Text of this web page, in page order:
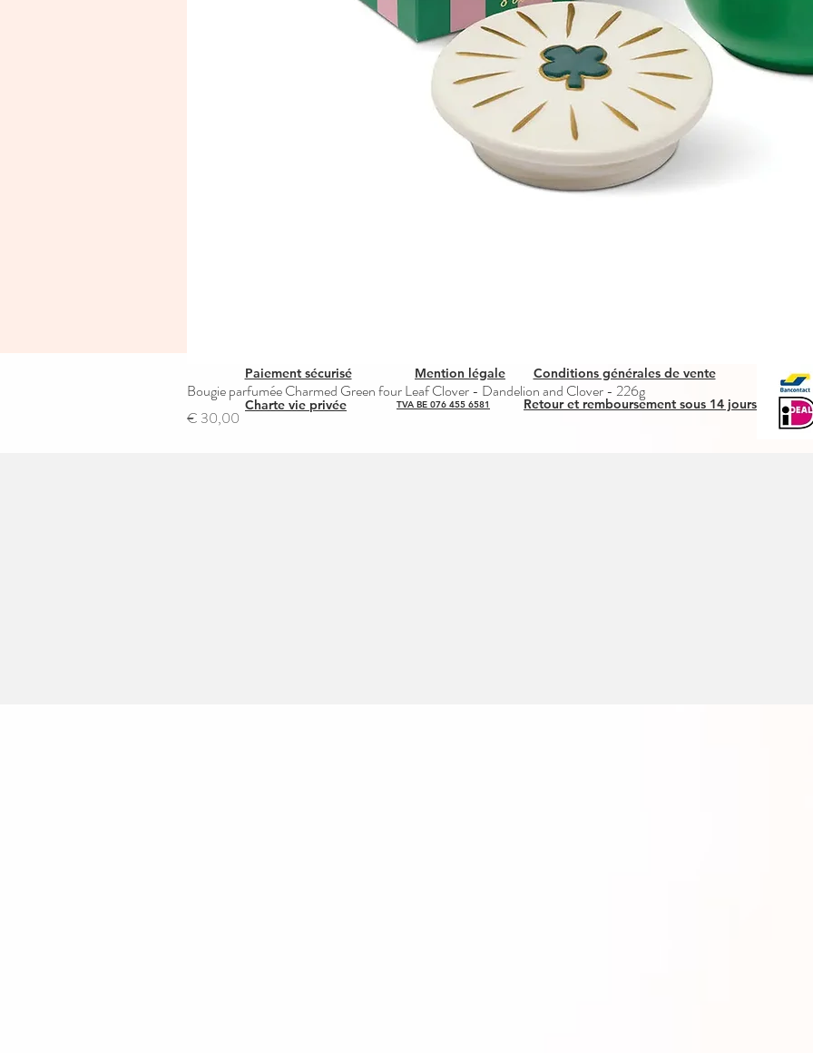
Snel overzicht
Bougie parfumée Charmed Green four Leaf Clover - Dandelion and Clover - 226g
Prijs
€ 30,00
Paiement sécurisé Mention légale
Conditions générales de vente
Charte vie privée
Retour et remboursement sous 14 jours
TVA BE 076 455 6581